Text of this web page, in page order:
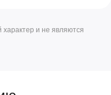
и не являются